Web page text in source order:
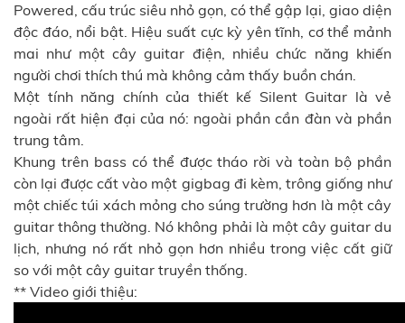
Powered, cấu trúc siêu nhỏ gọn, có thể gập lại, giao diện
độc đáo, nổi bật. Hiệu suất cực kỳ yên tĩnh, cơ thể mảnh
mai như một cây guitar điện, nhiều chức năng khiến
người chơi thích thú mà không cảm thấy buồn chán.
Một tính năng chính của thiết kế Silent Guitar là vẻ
ngoài rất hiện đại của nó: ngoài phần cần đàn và phần
trung tâm.
Khung trên bass có thể được tháo rời và toàn bộ phần
còn lại được cất vào một gigbag đi kèm, trông giống như
một chiếc túi xách mỏng cho súng trường hơn là một cây
guitar thông thường. Nó không phải là một cây guitar du
lịch, nhưng nó rất nhỏ gọn hơn nhiều trong việc cất giữ
so với một cây guitar truyền thống.
** Video giới thiệu: